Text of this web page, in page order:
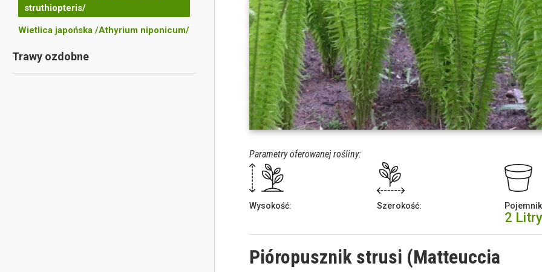
struthiopteris/
Wietlica japońska /Athyrium niponicum/
Trawy ozdobne
Parametry oferowanej rośliny:
Wysokość: Szerokość:
2
Pióropusznik strusi (Matteuccia